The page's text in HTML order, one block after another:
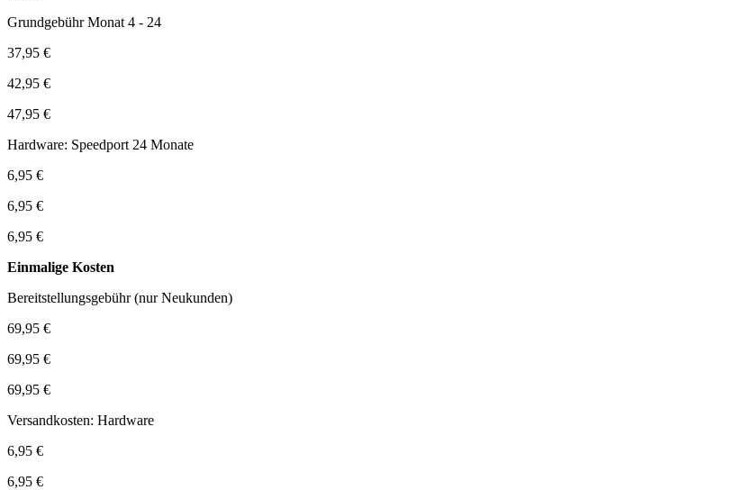
Grundgebühr Monat 4 - 24
37,95 €
42,95 €
47,95 €
Hardware: Speedport 24 Monate
6,95 €
6,95 €
6,95 €
Einmalige Kosten
Bereitstellungsgebühr (nur Neukunden)
69,95 €
69,95 €
69,95 €
Versandkosten: Hardware
6,95 €
6,95 €